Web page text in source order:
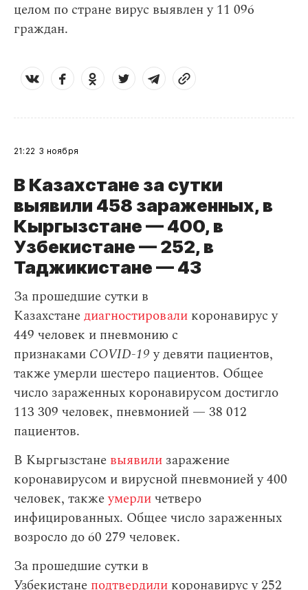
целом по стране вирус выявлен у 11 096
граждан.
21:22 3 ноября
В Казахстане за сутки
выявили 458 зараженных, в
Кыргызстане — 400, в
Узбекистане — 252, в
Таджикистане — 43
За прошедшие сутки в
Казахстанедиагностировали коронавирус у
449 человек и пневмонию с
признаками COVID-19у девяти пациентов,
также умерли шестеро пациентов. Общее
число зараженных коронавирусом достигло
113 309 человек, пневмонией — 38 012
пациентов.
В Кыргызстане выявили заражение
коронавирусом и вирусной пневмонией у 400
человек, такжеумерличетверо
инфицированных. Общее число зараженных
возросло до 60 279 человек.
За прошедшие сутки в
Узбекистане подтвердили коронавирус у 252